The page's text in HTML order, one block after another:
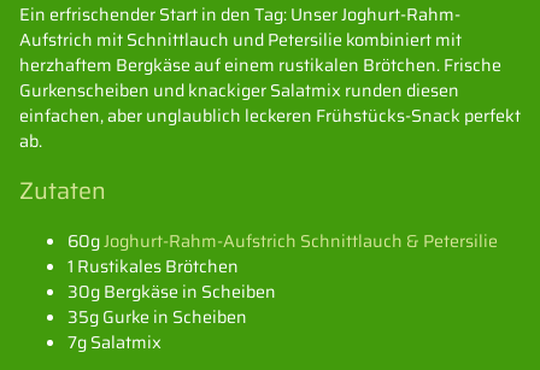
Ein erfrischender Start in den Tag: Unser Joghurt-Rahm-
Aufstrich mit Schnittlauch und Petersilie kombiniert mit
herzhaftem Bergkäse auf einem rustikalen Brötchen. Frische
Gurkenscheiben und knackiger Salatmix runden diesen
einfachen, aber unglaublich leckeren Frühstücks-Snack perfekt
ab.
Zutaten
60gJoghurt-Rahm-Aufstrich Schnittlauch & Petersilie
1 Rustikales Brötchen
30g Bergkäse in Scheiben
35g Gurke in Scheiben
7g Salatmix